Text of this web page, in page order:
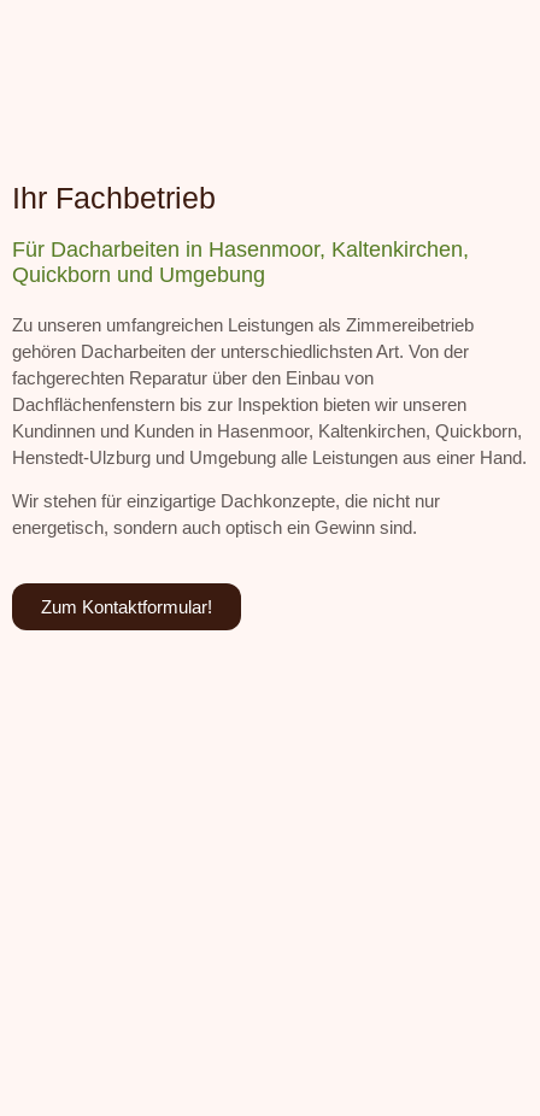
Ihr Fachbetrieb
Für Dacharbeiten in Hasenmoor, Kaltenkirchen,
Quickborn und Umgebung
Zu unseren umfangreichen Leistungen als Zimmereibetrieb
gehören Dacharbeiten der unterschiedlichsten Art. Von der
fachgerechten Reparatur über den Einbau von
Dachflächenfenstern bis zur Inspektion bieten wir unseren
Kundinnen und Kunden in Hasenmoor, Kaltenkirchen, Quickborn,
Henstedt-Ulzburg und Umgebung alle Leistungen aus einer Hand.
Wir stehen für einzigartige Dachkonzepte, die nicht nur
energetisch, sondern auch optisch ein Gewinn sind.
Zum Kontaktformular!